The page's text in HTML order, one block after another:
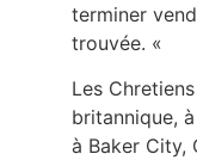
terminer
trouvée. «
Les
britannique,
à Baker City,